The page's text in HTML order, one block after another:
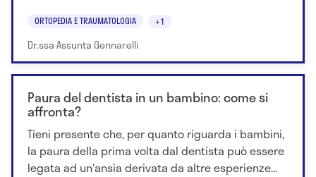
ORTOPEDIA E TRAUMATOLOGIA +1
Dr.ssa Assunta Gennarelli
Paura del dentista in un bambino: come si
affronta?
Tieni presente che, per quanto riguarda i bambini,
la paura della prima volta dal dentista può essere
legata ad un'ansia derivata da altre esperienze...